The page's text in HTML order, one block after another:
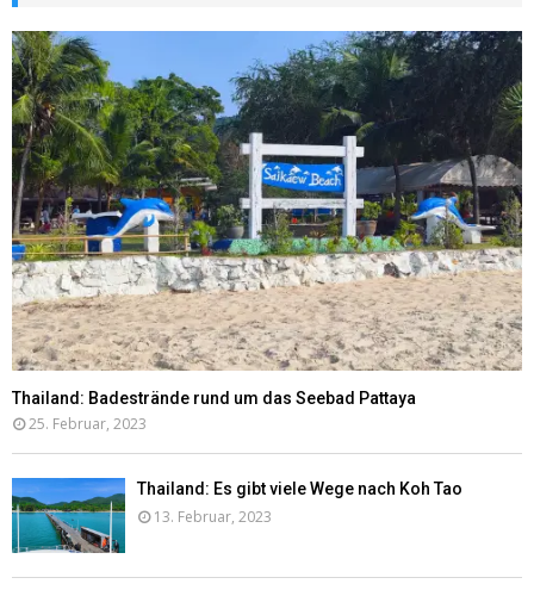
Thailand: Badestrände rund um das Seebad Pattaya
25. Februar, 2023
Thailand: Es gibt viele Wege nach Koh Tao
13. Februar, 2023